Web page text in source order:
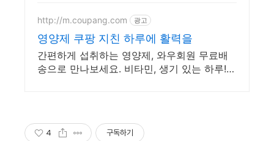
부터 시작해 보세요
http://m.coupang.com 광고
영양제 쿠팡 지친 하루에 활력을
간편하게 섭취하는 영양제, 와우회원 무료배
송으로 만나보세요. 비타민, 생기 있는 하루!
4 구독하기